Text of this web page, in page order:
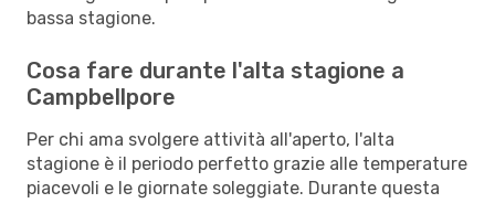
bassa stagione.
Cosa fare durante l'alta stagione a
Campbellpore
Per chi ama svolgere attività all'aperto, l'alta
stagione è il periodo perfetto grazie alle temperature
piacevoli e le giornate soleggiate. Durante questa